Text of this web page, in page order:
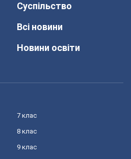
Суспільство
Всі новини
Новини освіти
7 клас
8 клас
9 клас